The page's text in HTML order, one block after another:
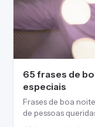
65 frases de
especiais
Frases de boa
de pessoas